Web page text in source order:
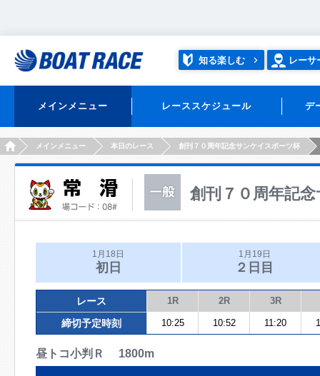
知る楽しむ レーサ
メインメニュー レーススケジュール デ
HOMEメインメニュー 本日のレース 創刊７０周年記念サンケイスポーツ杯
創刊７０周年記
1月18日
初日
1月19日
２日目
レース 1R 2R 3R
締切予定時刻 10:25 10:52 11:20
昼トコ小判Ｒ 1800m